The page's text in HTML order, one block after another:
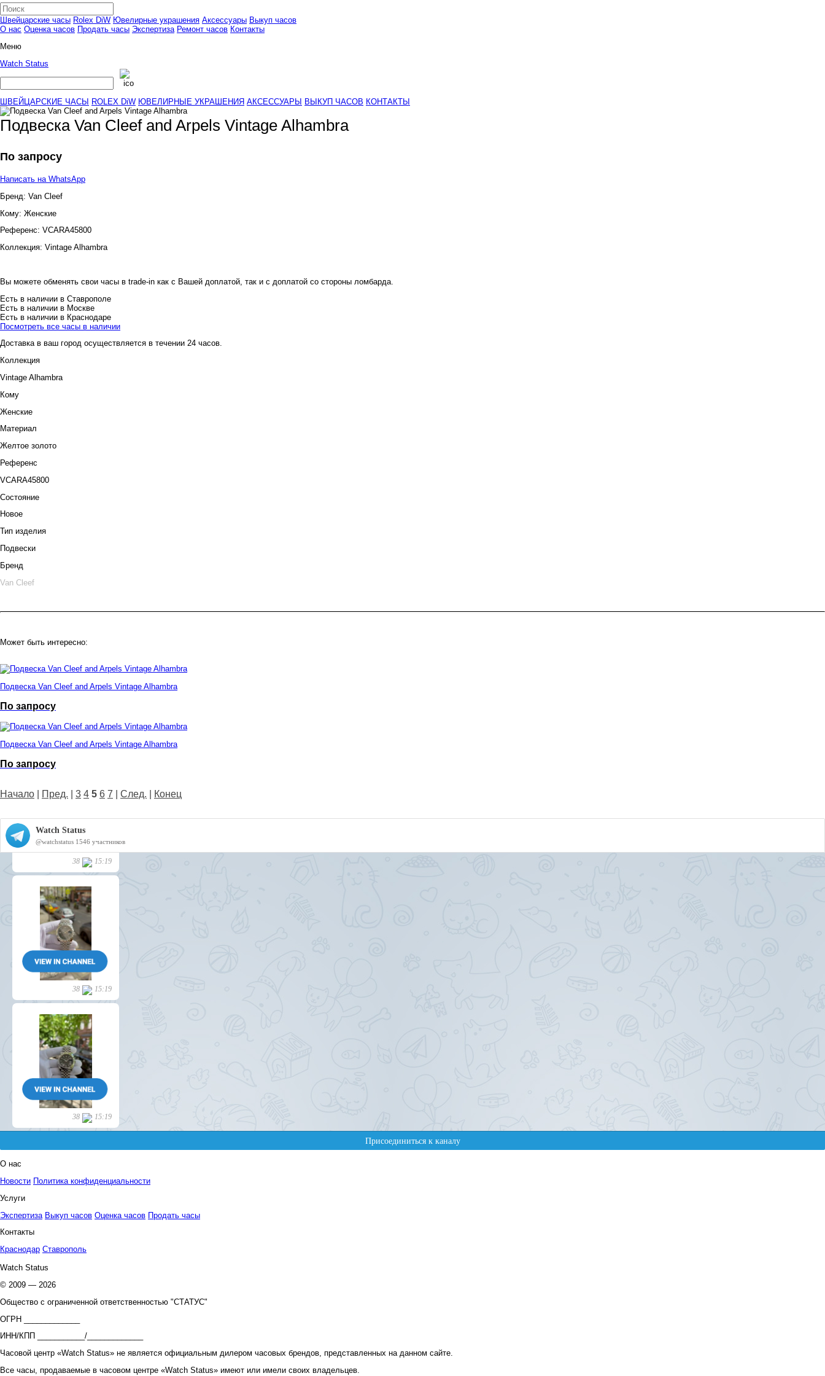
Швейцарские часы Rolex DiW Ювелирные украшения Аксессуары Выкуп часов
О нас Оценка часов Продать часы Экспертиза Ремонт часов Контакты
Меню
Watch Status
ШВЕЙЦАРСКИЕ ЧАСЫ ROLEX DiW ЮВЕЛИРНЫЕ УКРАШЕНИЯ АКСЕССУАРЫ ВЫКУП ЧАСОВ КОНТАКТЫ
Подвеска Van Cleef and Arpels Vintage Alhambra
По запросу
Написать на WhatsApp
Бренд: Van Cleef
Кому: Женские
Референс: VCARA45800
Коллекция: Vintage Alhambra
Вы можете обменять свои часы в trade-in как с Вашей доплатой, так и с доплатой со стороны ломбарда.
Есть в наличии в Ставрополе
Есть в наличии в Москве
Есть в наличии в Краснодаре
Посмотреть все часы в наличии
Доставка в ваш город осуществляется в течении 24 часов.
Коллекция
Vintage Alhambra
Кому
Женские
Материал
Желтое золото
Референс
VCARA45800
Состояние
Новое
Тип изделия
Подвески
Бренд
Van Cleef
Может быть интересно:
Подвеска Van Cleef and Arpels Vintage Alhambra
По запросу
Подвеска Van Cleef and Arpels Vintage Alhambra
По запросу
Начало Пред. 3 4 5 6 7 След. Конец
О нас
Новости Политика конфиденциальности
Услуги
Экспертиза Выкуп часов Оценка часов Продать часы
Контакты
Краснодар Ставрополь
Watch Status
© 2009 — 2026
Общество с ограниченной ответственностью "СТАТУС"
ОГРН _____________
ИНН/КПП ___________/_____________
Часовой центр «Watch Status» не является официальным дилером часовых брендов, представленных на данном сайте.
Все часы, продаваемые в часовом центре «Watch Status» имеют или имели своих владельцев.